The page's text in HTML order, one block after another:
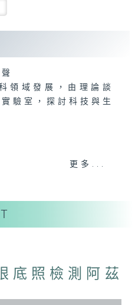
領域發展，由理論談
驗室，探討科技與生
更多...
底照檢測阿茲